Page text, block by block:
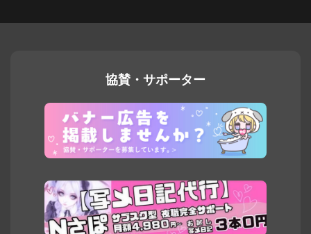
協賛・サポーター